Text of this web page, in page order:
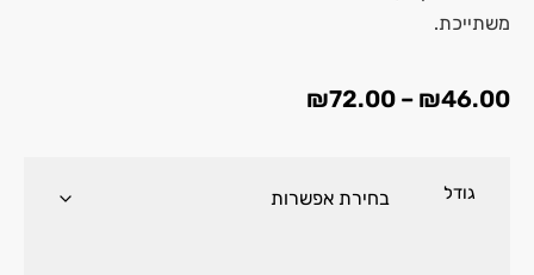
משתייכת.
₪46.00
–
₪72.00
גודל